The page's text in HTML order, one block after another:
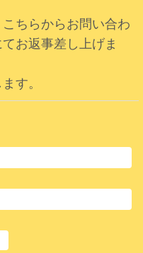
ちらからお問い合わ
お返事差し上げま
す。